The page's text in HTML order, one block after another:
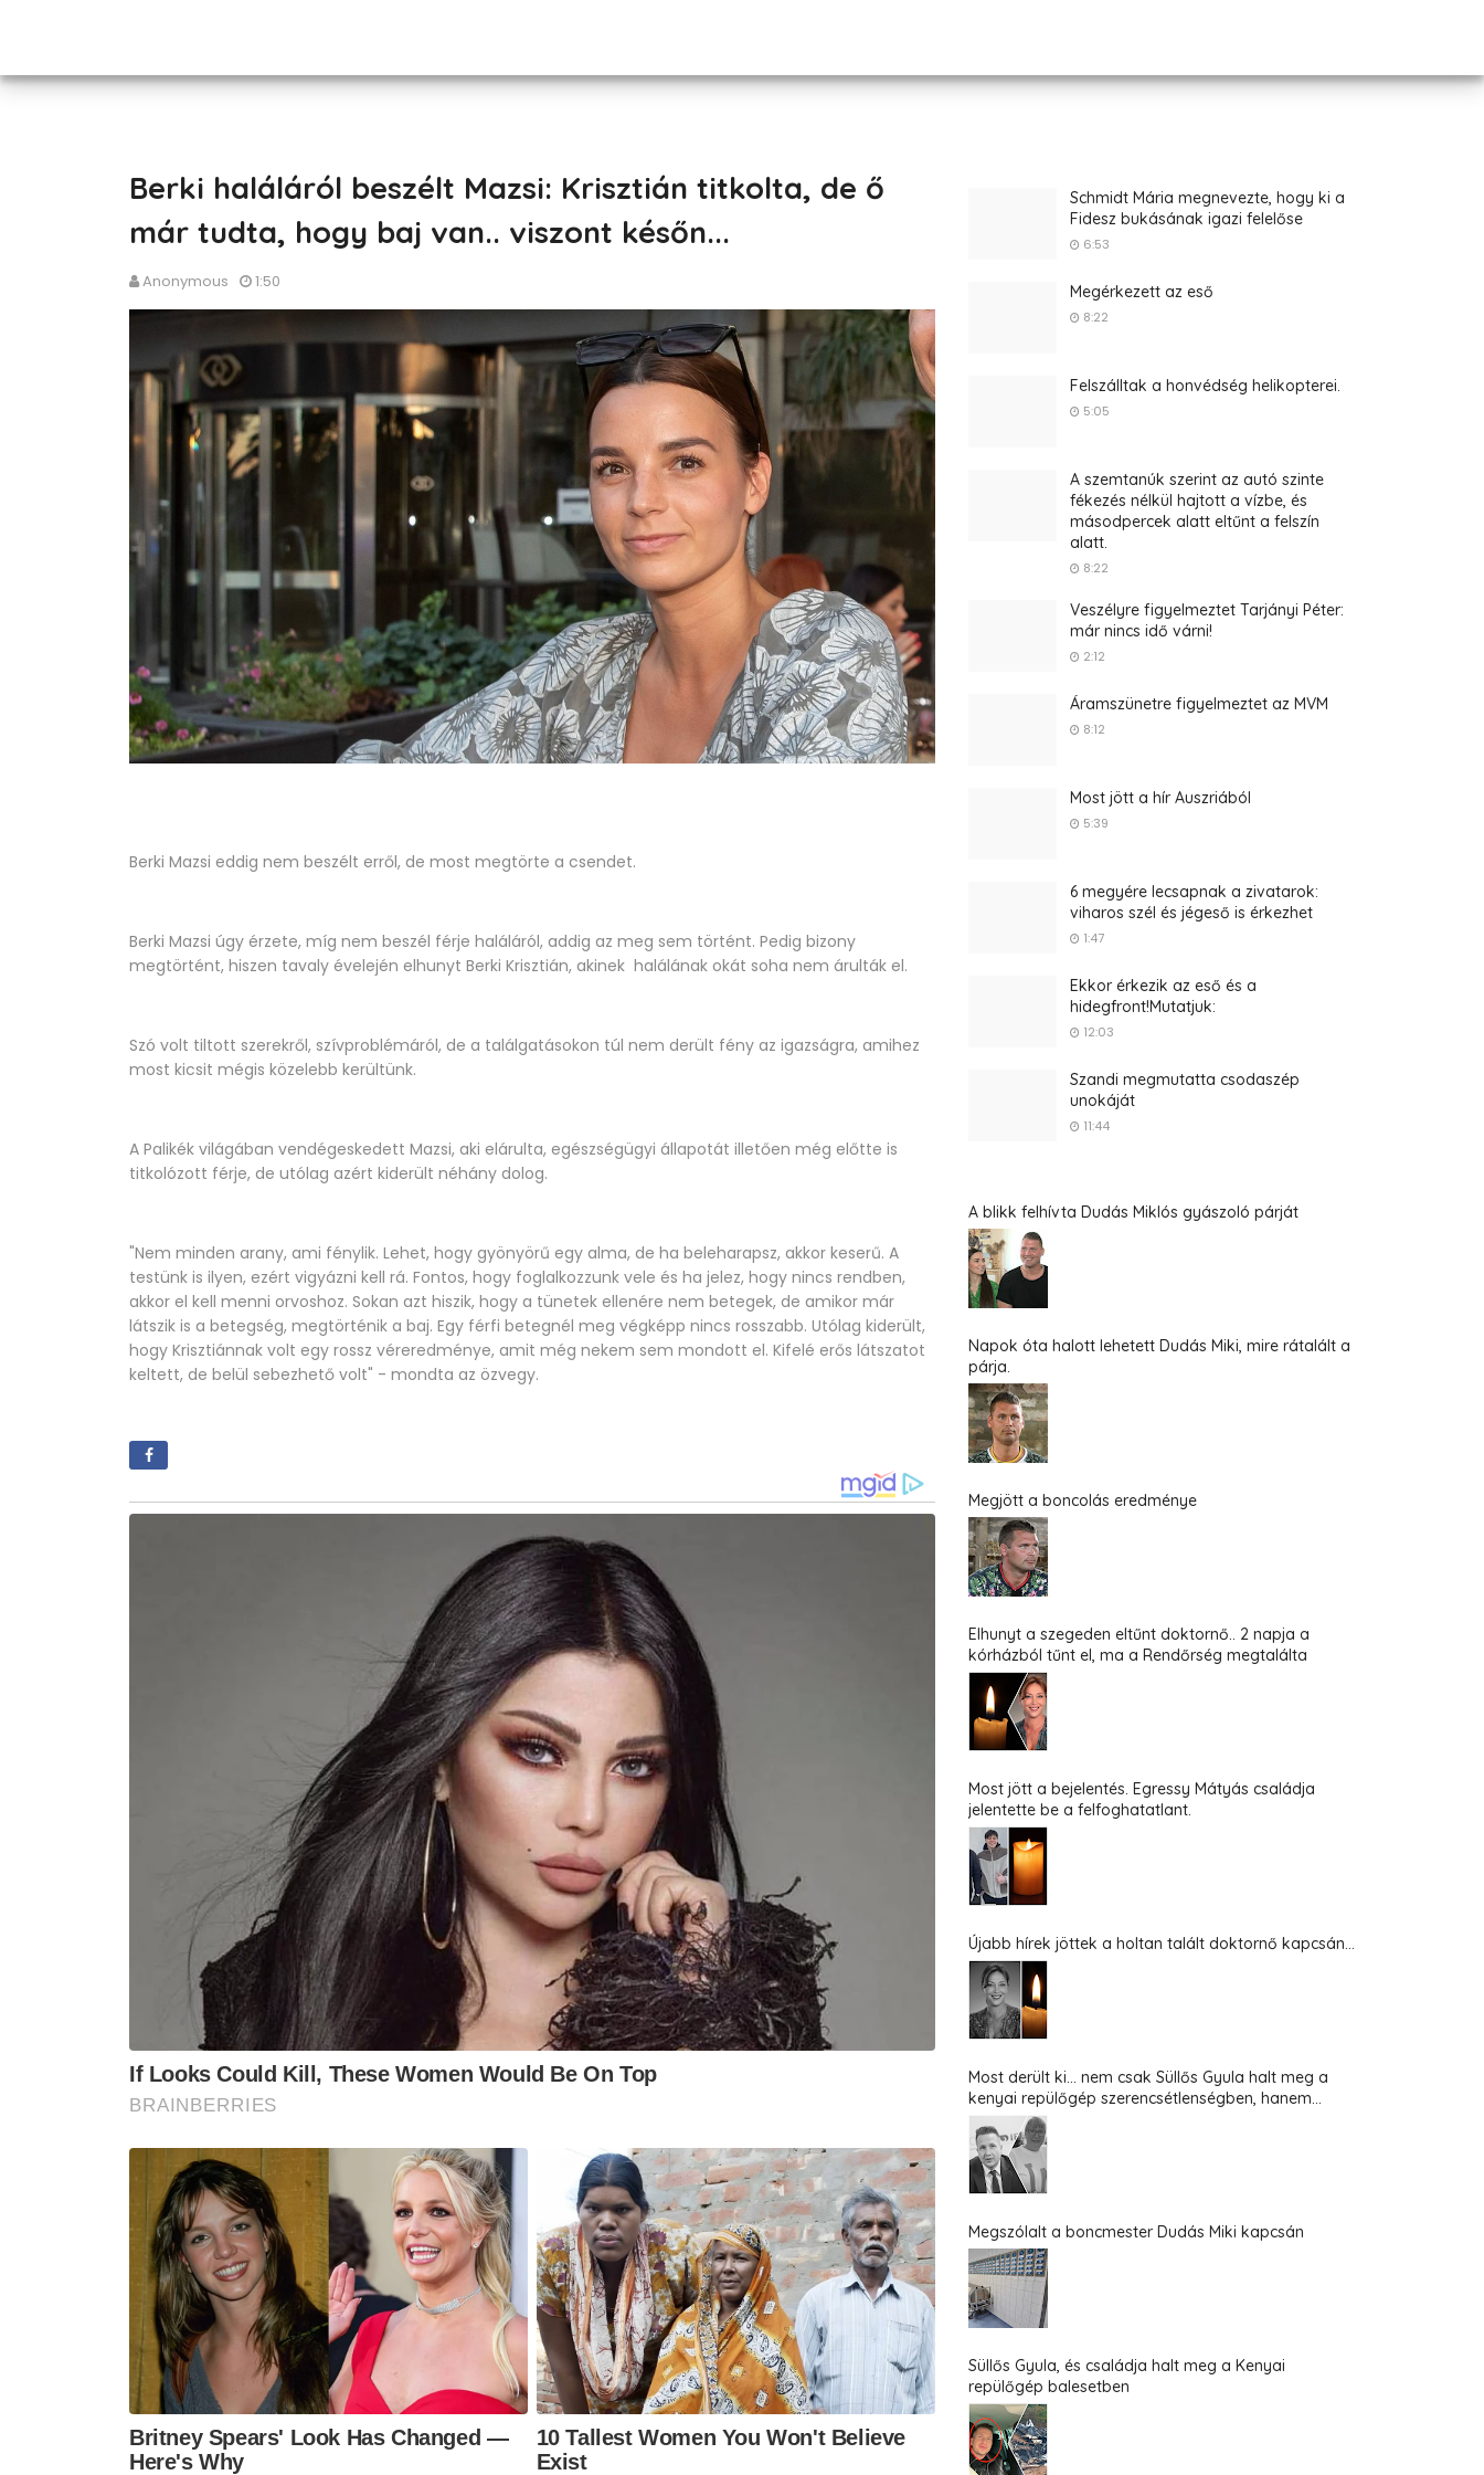
Berki haláláról beszélt Mazsi: Krisztián titkolta, de ő
már tudta, hogy baj van.. viszont későn...
Anonymous 1:50
Berki Mazsi eddig nem beszélt erről, de most megtörte a csendet.
Berki Mazsi úgy érzete, míg nem beszél férje haláláról, addig az meg sem történt. Pedig bizony
megtörtént, hiszen tavaly évelején elhunyt Berki Krisztián, akinek halálának okát soha nem árulták el.
Szó volt tiltott szerekről, szívproblémáról, de a találgatásokon túl nem derült fény az igazságra, amihez
most kicsit mégis közelebb kerültünk.
A Palikék világában vendégeskedett Mazsi, aki elárulta, egészségügyi állapotát illetően még előtte is
titkolózott férje, de utólag azért kiderült néhány dolog.
"Nem minden arany, ami fénylik. Lehet, hogy gyönyörű egy alma, de ha beleharapsz, akkor keserű. A
testünk is ilyen, ezért vigyázni kell rá. Fontos, hogy foglalkozzunk vele és ha jelez, hogy nincs rendben,
akkor el kell menni orvoshoz. Sokan azt hiszik, hogy a tünetek ellenére nem betegek, de amikor már
látszik is a betegség, megtörténik a baj. Egy férfi betegnél meg végképp nincs rosszabb. Utólag kiderült,
hogy Krisztiánnak volt egy rossz véreredménye, amit még nekem sem mondott el. Kifelé erős látszatot
keltett, de belül sebezhető volt" - mondta az özvegy.
Schmidt Mária megnevezte, hogy ki a
Fidesz bukásának igazi felelőse
6:53
Megérkezett az eső
8:22
Felszálltak a honvédség helikopterei.
5:05
A szemtanúk szerint az autó szinte
fékezés nélkül hajtott a vízbe, és
másodpercek alatt eltűnt a felszín
alatt.
8:22
Veszélyre figyelmeztet Tarjányi Péter:
már nincs idő várni!
2:12
Áramszünetre figyelmeztet az MVM
8:12
Most jött a hír Auszriából
5:39
6 megyére lecsapnak a zivatarok:
viharos szél és jégeső is érkezhet
1:47
Ekkor érkezik az eső és a
hidegfront!Mutatjuk:
12:03
Szandi megmutatta csodaszép
unokáját
11:44
A blikk felhívta Dudás Miklós gyászoló párját
Napok óta halott lehetett Dudás Miki, mire rátalált a
párja.
Megjött a boncolás eredménye
Elhunyt a szegeden eltűnt doktornő.. 2 napja a
kórházból tűnt el, ma a Rendőrség megtalálta
Most jött a bejelentés. Egressy Mátyás családja
jelentette be a felfoghatatlant.
Újabb hírek jöttek a holtan talált doktornő kapcsán...
Most derült ki... nem csak Süllős Gyula halt meg a
kenyai repülőgép szerencsétlenségben, hanem...
Megszólalt a boncmester Dudás Miki kapcsán
Süllős Gyula, és családja halt meg a Kenyai
repülőgép balesetben